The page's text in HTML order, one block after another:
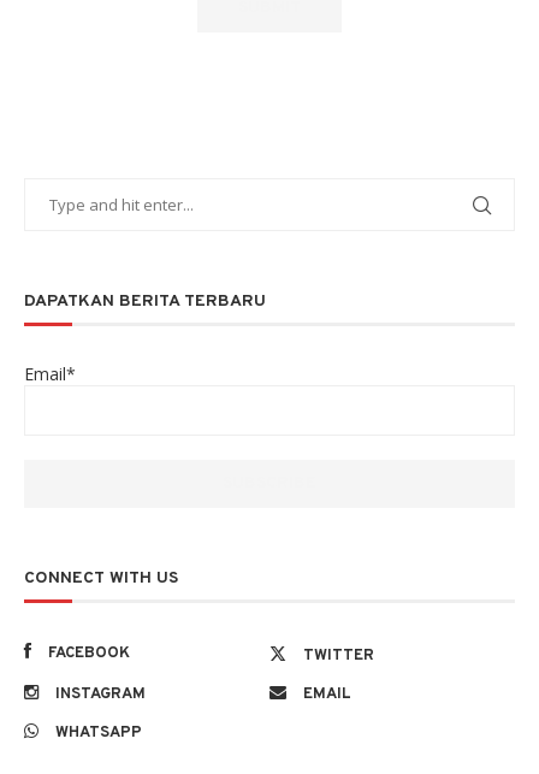
DAPATKAN BERITA TERBARU
Email*
CONNECT WITH US
FACEBOOK
TWITTER
INSTAGRAM
EMAIL
WHATSAPP